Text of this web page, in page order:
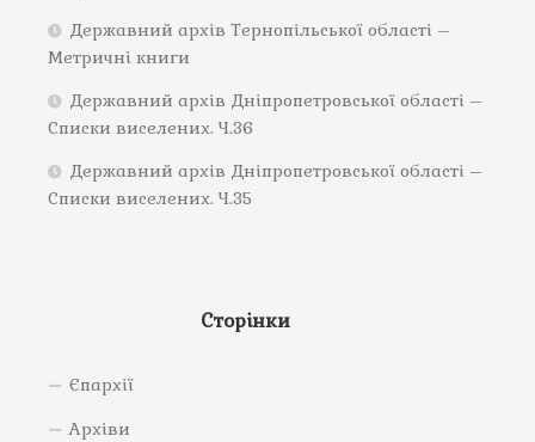
Державний архів Тернопільської області –
Метричні книги
Державний архів Дніпропетровської області –
Списки виселених. Ч.36
Державний архів Дніпропетровської області –
Списки виселених. Ч.35
Сторінки
Єпархії
Архіви